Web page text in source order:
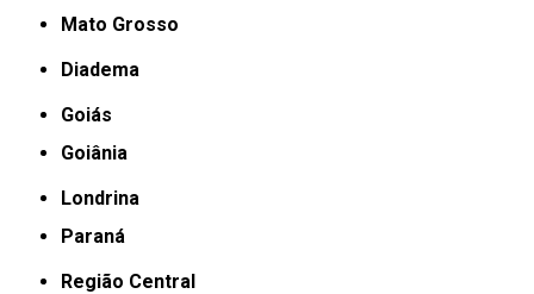
Mato Grosso
Diadema
Goiás
Goiânia
Londrina
Paraná
Região Central